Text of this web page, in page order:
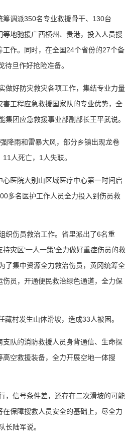
调派350名专业救援骨干、130台
等地驰援广西横州、贵港，投入人员搜
作。同时，在全国24个省份的27个备
旦作好抢险准备。
做好防灾救灾各项工作，集结专业力量
工程应急救援国家队的专业优势，全
集团应急救援事业部副部长王平武说。
降雨和雷暴大风，部分乡镇出现龙卷
人死亡，1人失联。
医院大别山区域医疗中心第一时间启
多名医护工作人员全力投入到伤员救
织伤员救治工作。省里派出了6名重
灾区‘一人一策’全力做好重症伤员的救
了集中资源全力救治伤员，黄冈统筹全
员，开通便民救治绿色通道，全力保
村发生山体滑坡，造成33人被困。
队的消防救援人员身背通信、生命探
空救援装备，全力开展空地一体搜
，信号条件差，还存在二次滑坡的可能
保障搜救人员安全的基础上，尽全力
长陆军说。